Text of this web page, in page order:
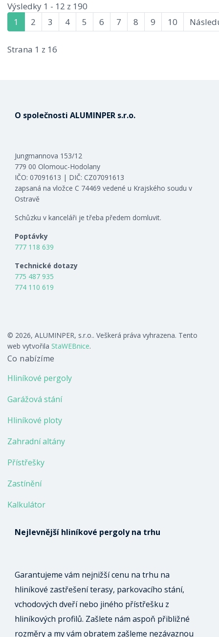
Výsledky 1 - 12 z 190
1
2 3 4 5 6 7 8 9 10
Strana 1 z 16
O společnosti ALUMINPER s.r.o.
Jungmannova 153/12
779 00 Olomouc-Hodolany
IČO: 07091613 | DIČ: CZ07091613
zapsaná na vložce C 74469 vedené u Krajského soudu v
Ostravě
Schůzku v kanceláři je třeba předem domluvit.
Poptávky
777 118 639
Technické dotazy
775 487 935
774 110 619
© 2026, ALUMINPER, s.r.o.. Veškerá práva vyhrazena. Tento
web vytvořila StaWEBnice.
Co nabízíme
Hliníkové pergoly
Garážová stání
Hliníkové ploty
Zahradní altány
Přístřešky
Zastínění
Kalkulátor
Nejlevnější hliníkové pergoly na trhu
Garantujeme vám nejnižší cenu na trhu na
hliníkové zastřešení terasy, parkovacího stání,
vchodových dveří nebo jiného přístřešku z
hliníkových profilů. Zašlete nám aspoň přibližné
rozměry a my vám obratem zašleme nezávaznou